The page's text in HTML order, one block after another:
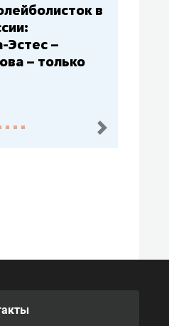
в
Эстес –
– только
след.